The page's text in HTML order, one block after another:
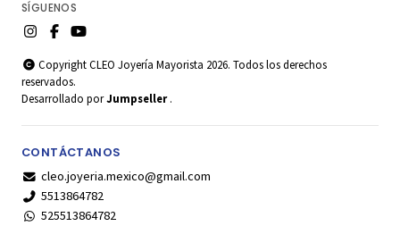
SÍGUENOS
Copyright CLEO Joyería Mayorista 2026. Todos los derechos
reservados.
Desarrollado porJumpseller .
CONTÁCTANOS
cleo.joyeria.mexico@gmail.com
5513864782
525513864782